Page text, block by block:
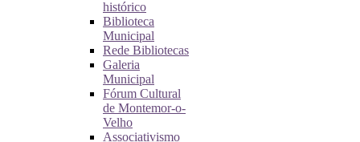
histórico
Biblioteca
Municipal
Rede Bibliotecas
Galeria
Municipal
Fórum Cultural
de Montemor-o-
Velho
Associativismo